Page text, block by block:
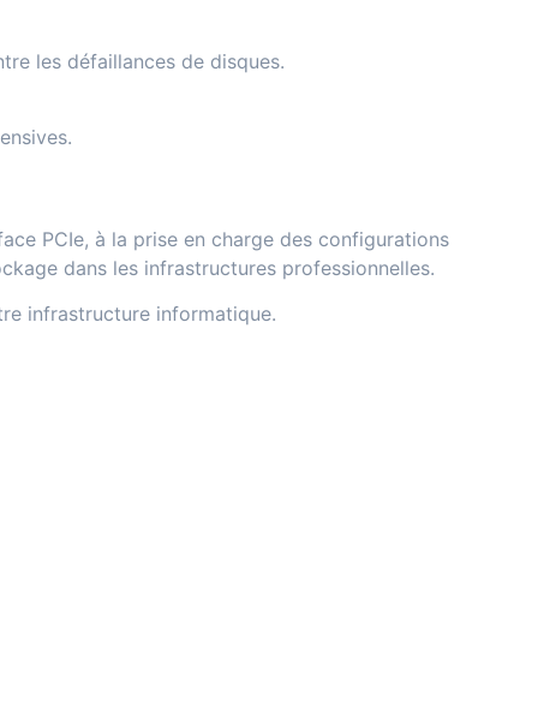
les défaillances de disques.
PCIe, à la prise en charge des configurations
dans les infrastructures professionnelles.
infrastructure informatique.